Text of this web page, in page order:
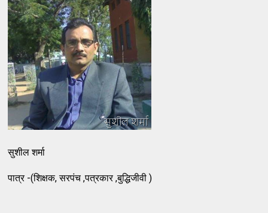
सुशील शर्मा
पात्र -(शिक्षक, सरपंच ,पत्रकार ,बुद्धिजीवी )